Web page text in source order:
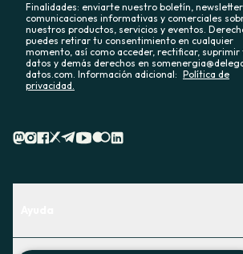
Finalidades: enviarte nuestro boletín,
comunicaciones informativas y comerciales
nuestros productos, servicios y eventos.
puedes retirar tu consentimiento en cualquier
momento, así como acceder, rectificar, suprimir
datos y demás derechos en
datos.com. Información adicional: Política de
privacidad.